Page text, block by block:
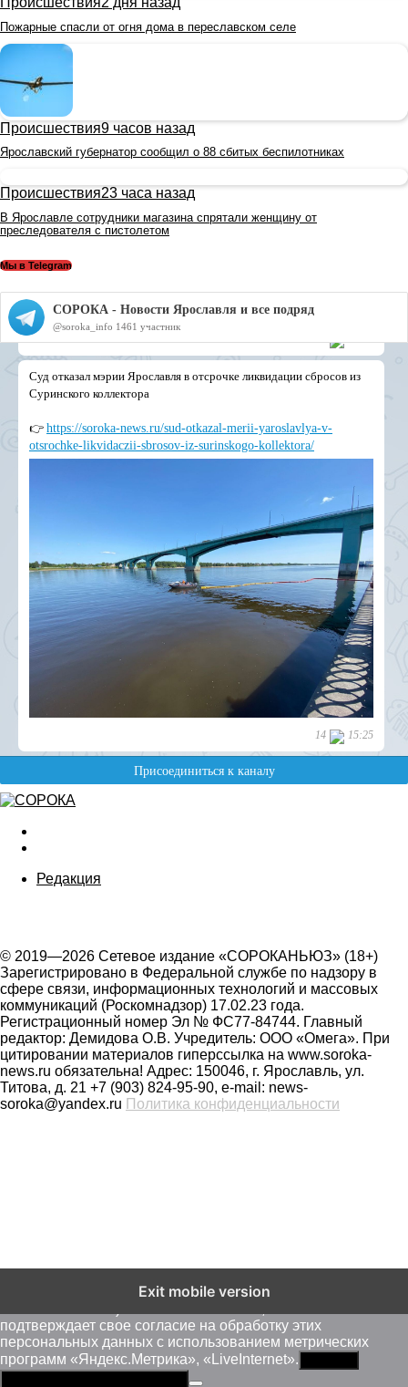
Пожарные спасли от огня дома в переславском селе
Происшествия9 часов назад
Ярославский губернатор сообщил о 88 сбитых беспилотниках
Происшествия23 часа назад
В Ярославле сотрудники магазина спрятали женщину от
преследователя с пистолетом
Мы в Telegram
Редакция
© 2019—2026 Сетевое издание «СОРОКАНЬЮЗ» (18+)
Зарегистрировано в Федеральной службе по надзору в
сфере связи, информационных технологий и массовых
коммуникаций (Роскомнадзор) 17.02.23 года.
Регистрационный номер Эл № ФС77-84744. Главный
редактор: Демидова О.В. Учредитель: ООО «Омега». При
цитировании материалов гиперссылка на www.soroka-
news.ru обязательна! Адрес: 150046, г. Ярославль, ул.
Титова, д. 21 +7 (903) 824-95-90, e-mail: news-
soroka@yandex.ru Политика конфиденциальности
Exit mobile version
пользователей (cookie, данные об IP - адресе и
подтверждает свое согласие на обработку этих
персональных данных c использованием метрических
программ «Яндекс.Метрика», «LiveInternet».